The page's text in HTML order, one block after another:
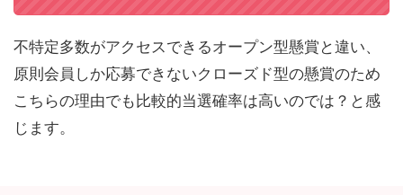
不特定多数がアクセスできるオープン型懸賞と違い、
原則会員しか応募できないクローズド型の懸賞のため
こちらの理由でも比較的当選確率は高いのでは？と感
じます。